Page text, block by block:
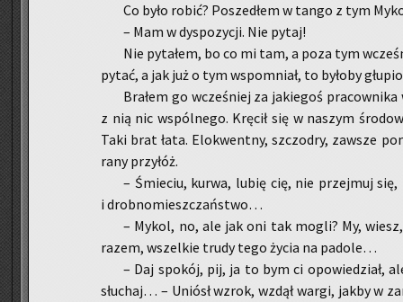
Co było robić? Po­sze­dłem w tango z tym
– Mam w dys­po­zy­cji. Nie pytaj!
Nie py­ta­łem, bo co mi tam, a poza tym
py­tać, a jak już o tym wspo­mniał, to by­ło­by
Bra­łem go wcze­śniej za ja­kie­goś
z nią nic wspól­ne­go. Krę­cił się w na­szym
Taki brat łata. Elo­kwent­ny, szczo­dry, za­wsze
rany przy­łóż.
– Śmie­ciu, kurwa, lubię cię, nie przej­muj
i drob­no­miesz­czań­stwo…
– Mykol, no, ale jak oni tak mogli? My,
razem, wszel­kie trudy tego życia na pa­do­le…
– Daj spo­kój, pij, ja to bym ci opo­wie­dział,
słu­chaj… – Uniósł wzrok, wzdął wargi, jakby w